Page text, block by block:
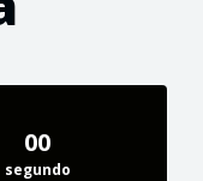
00
segundo